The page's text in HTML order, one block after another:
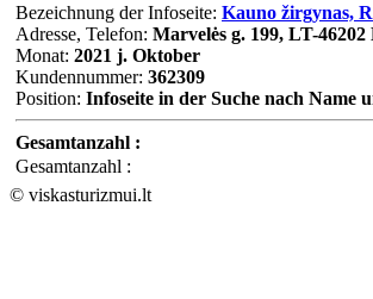
Bezeichnung der Infoseite: Kauno žirgynas,
Adresse, Telefon: Marvelės g. 199, LT-
Monat: 2021 j. Oktober
Kundennummer: 362309
Position: Infoseite in der Suche nach Name
Gesamtanzahl :
Gesamtanzahl :
© viskasturizmui.lt